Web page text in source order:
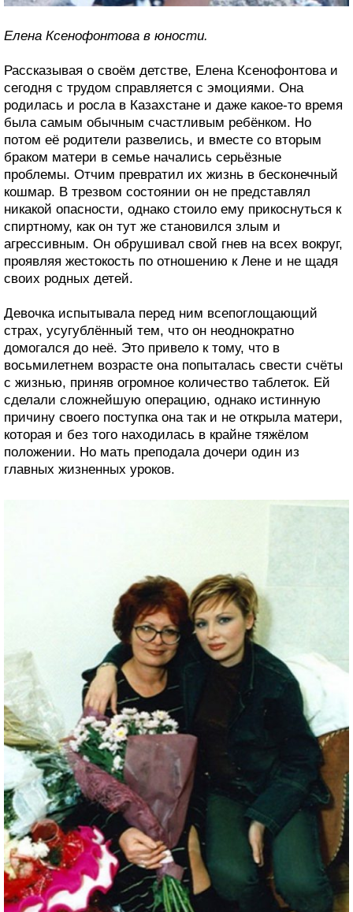
Елена Ксенофонтова в юности.
Рассказывая о своём детстве, Елена Ксенофонтова и
сегодня с трудом справляется с эмоциями. Она
родилась и росла в Казахстане и даже какое-то время
была самым обычным счастливым ребёнком. Но
потом её родители развелись, и вместе со вторым
браком матери в семье начались серьёзные
проблемы. Отчим превратил их жизнь в бесконечный
кошмар. В трезвом состоянии он не представлял
никакой опасности, однако стоило ему прикоснуться к
спиртному, как он тут же становился злым и
агрессивным. Он обрушивал свой гнев на всех вокруг,
проявляя жестокость по отношению к Лене и не щадя
своих родных детей.
Девочка испытывала перед ним всепоглощающий
страх, усугублённый тем, что он неоднократно
домогался до неё. Это привело к тому, что в
восьмилетнем возрасте она попыталась свести счёты
с жизнью, приняв огромное количество таблеток. Ей
сделали сложнейшую операцию, однако истинную
причину своего поступка она так и не открыла матери,
которая и без того находилась в крайне тяжёлом
положении. Но мать преподала дочери один из
главных жизненных уроков.